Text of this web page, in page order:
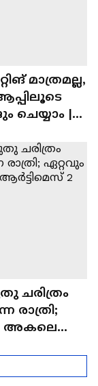
മാത്രമല്ല,
ചെയ്യാം |
ചരിത്രം
രാത്രി;
അകലെ